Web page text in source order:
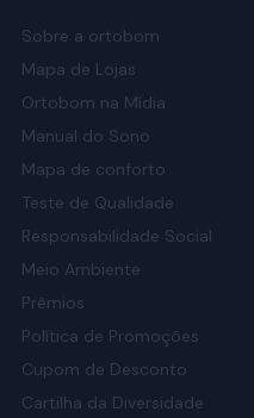
Sobre a ortobom
Mapa de Lojas
Ortobom na Mídia
Manual do Sono
Mapa de conforto
Teste de Qualidade
Responsabilidade Social
Meio Ambiente
Prêmios
Política de Promoções
Cupom de Desconto
Cartilha da Diversidade